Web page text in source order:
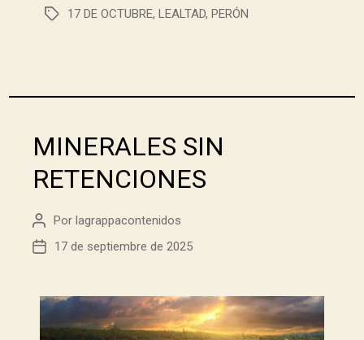
17 DE OCTUBRE, LEALTAD, PERÓN
MINERALES SIN
RETENCIONES
Por lagrappacontenidos
17 de septiembre de 2025